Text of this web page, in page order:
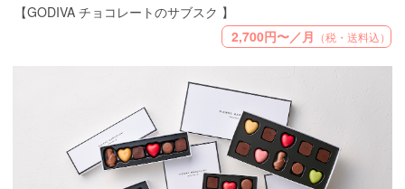
【GODIVA チョコレートのサブスク 】
2,700円〜／月 （税・送料込）